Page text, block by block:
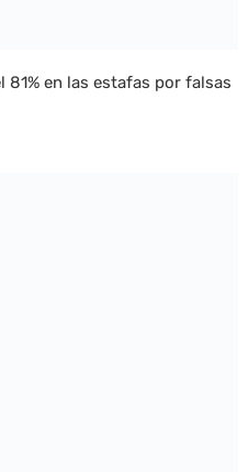
en las estafas por falsas